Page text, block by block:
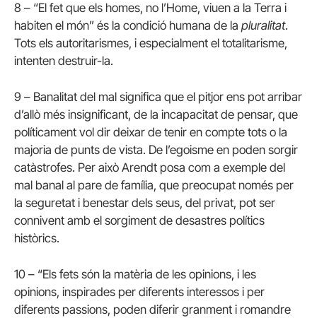
8 – “El fet que els homes, no l’Home, viuen a la Terra i
habiten el món” és la condició humana de la pluralitat.
Tots els autoritarismes, i especialment el totalitarisme,
intenten destruir-la.
9 – Banalitat del mal significa que el pitjor ens pot arribar
d’allò més insignificant, de la incapacitat de pensar, que
políticament vol dir deixar de tenir en compte tots o la
majoria de punts de vista. De l’egoisme en poden sorgir
catàstrofes. Per això Arendt posa com a exemple del
mal banal al pare de família, que preocupat només per
la seguretat i benestar dels seus, del privat, pot ser
connivent amb el sorgiment de desastres polítics
històrics.
10 – “Els fets són la matèria de les opinions, i les
opinions, inspirades per diferents interessos i per
diferents passions, poden diferir granment i romandre